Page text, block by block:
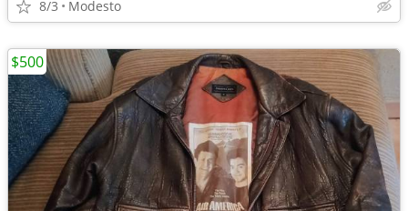
8/3 Modesto
$500